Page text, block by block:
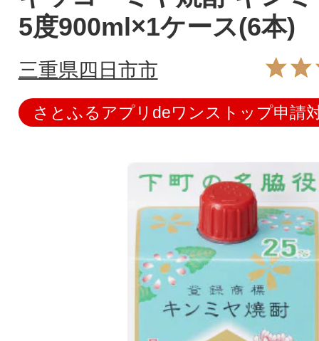
5度900ml×1ケース(6本)
三重県四日市市
さとふるアプリdeワンストップ申請